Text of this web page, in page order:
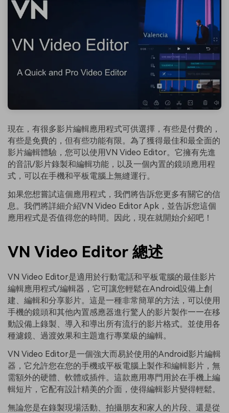
現在，有很多影片編輯應用程式可供選擇，有些是付費的，
有些是免費的，但有些功能有限。為了獲得最佳和最全面的
影片編輯體驗，您可以使用VN Video Editor。它擁有先進
的音訊/影片錄製和編輯功能，以及一個內置的鏡頭應用程
式，可以在手機和平板電腦上無縫運行。
如果您想嘗試這個應用程式，我們將告訴您更多有關它的信
息。我們將詳細介紹VN Video Editor Apk，並告訴您這個
應用程式是否值得您的時間。因此，現在就開始介紹吧！
VN Video Editor 總述
VN Video Editor是適用於行動電話和平板電腦的最佳影片
編輯應用程式/編輯器，它可讓您輕鬆在Android設備上創
建、編輯和分享影片。這是一種非常簡單的方法，可以使用
手機的鏡頭和其他內置感應器進行驚人的影片製作——在移
動設備上錄製、導入和導出所有流行的影片格式。並使用各
種濾鏡、過渡效果和主題進行專業級的編輯。
VN Video Editor是一個強大而易於使用的Android影片編輯
器，它允許您在您的手機或平板電腦上製作和編輯影片，無
需額外的硬體、軟體或插件。這款應用專門用於在手機上編
輯短片，它配有設計精美的介面，使得編輯影片變得輕鬆。
無論您是在錄製現場活動、拍攝朋友和家人的片段、還是從